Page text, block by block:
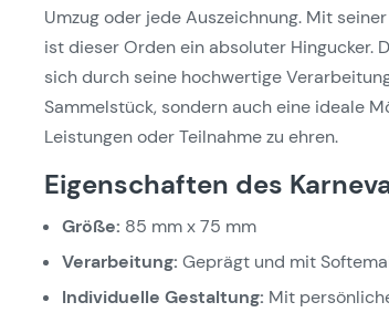
Umzug oder jede Auszeichnung. Mit
ist dieser Orden ein absoluter Hingucker.
sich durch seine hochwertige
Sammelstück, sondern auch eine ideale
Leistungen oder Teilnahme zu ehren.
Eigenschaften des
Größe: 85 mm x 75 mm
Verarbeitung: Geprägt und mit
Individuelle Gestaltung: Mit